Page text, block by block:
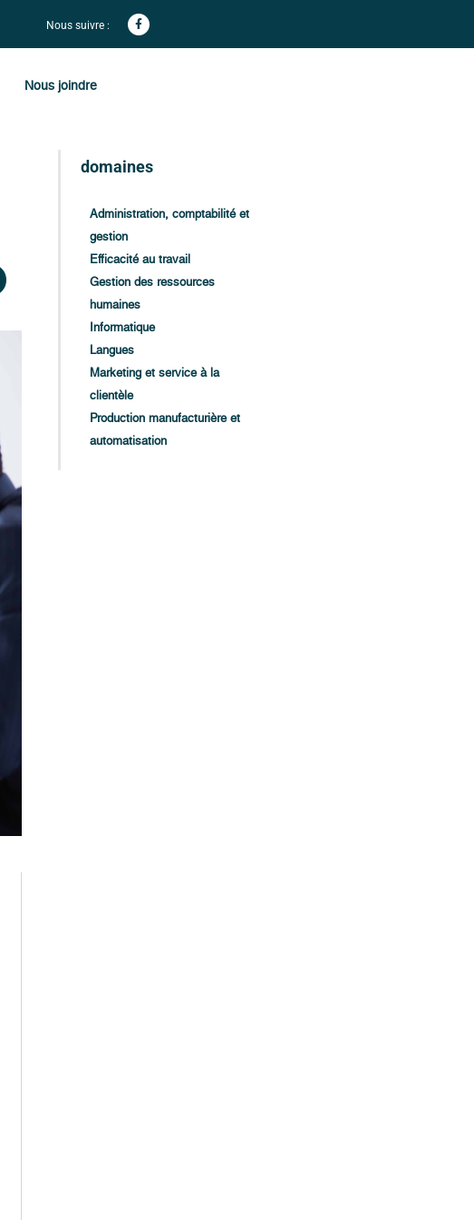
Nous suivre :
Nous joindre
domaines
Administration, comptabilité et
gestion
Efficacité au travail
Gestion des ressources
humaines
Informatique
Langues
Marketing et service à la
clientèle
Production manufacturière et
automatisation